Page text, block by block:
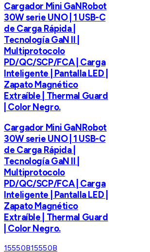
Cargador Mini GaNRobot
30W serie UNO | 1 USB-C
de Carga Rápida |
Tecnología GaN II |
Multiprotocolo
PD/QC/SCP/FCA | Carga
Inteligente | Pantalla LED |
Zapato Magnético
Extraíble | Thermal Guard
| Color Negro.
Cargador Mini GaNRobot
30W serie UNO | 1 USB-C
de Carga Rápida |
Tecnología GaN II |
Multiprotocolo
PD/QC/SCP/FCA | Carga
Inteligente | Pantalla LED |
Zapato Magnético
Extraíble | Thermal Guard
| Color Negro.
15550B15550B